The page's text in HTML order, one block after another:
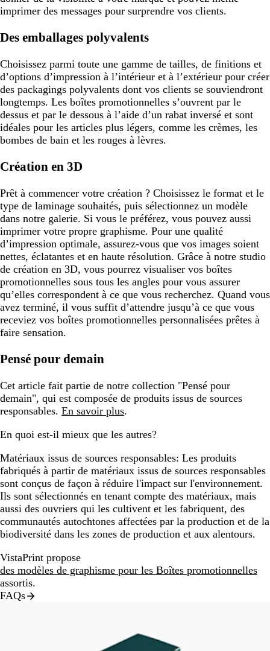
imprimer des messages pour surprendre vos clients.
Des emballages polyvalents
Choisissez parmi toute une gamme de tailles, de finitions et
d’options d’impression à l’intérieur et à l’extérieur pour créer
des packagings polyvalents dont vos clients se souviendront
longtemps. Les boîtes promotionnelles s’ouvrent par le
dessus et par le dessous à l’aide d’un rabat inversé et sont
idéales pour les articles plus légers, comme les crèmes, les
bombes de bain et les rouges à lèvres.
Création en 3D
Prêt à commencer votre création ? Choisissez le format et le
type de laminage souhaités, puis sélectionnez un modèle
dans notre galerie. Si vous le préférez, vous pouvez aussi
imprimer votre propre graphisme. Pour une qualité
d’impression optimale, assurez-vous que vos images soient
nettes, éclatantes et en haute résolution. Grâce à notre studio
de création en 3D, vous pourrez visualiser vos boîtes
promotionnelles sous tous les angles pour vous assurer
qu’elles correspondent à ce que vous recherchez. Quand vous
avez terminé, il vous suffit d’attendre jusqu’à ce que vous
receviez vos boîtes promotionnelles personnalisées prêtes à
faire sensation.
Pensé pour demain
Cet article fait partie de notre collection "Pensé pour
demain", qui est composée de produits issus de sources
responsables. En savoir plus.
En quoi est-il mieux que les autres?
Matériaux issus de sources responsables: Les produits
fabriqués à partir de matériaux issus de sources responsables
sont conçus de façon à réduire l'impact sur l'environnement.
Ils sont sélectionnés en tenant compte des matériaux, mais
aussi des ouvriers qui les cultivent et les fabriquent, des
communautés autochtones affectées par la production et de la
biodiversité dans les zones de production et aux alentours.
VistaPrint propose
des modèles de graphisme pour les Boîtes promotionnelles
assortis.
FAQs